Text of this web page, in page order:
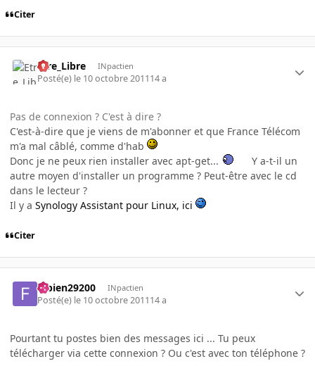
Citer
Etre_Libre INpactien
Posté(e) le 10 octobre 201114 a
Pas de connexion ? C'est à dire ?
C'est-à-dire que je viens de m'abonner et que France Télécom
m'a mal câblé, comme d'hab
Donc je ne peux rien installer avec apt-get...
Y a-t-il un
autre moyen d'installer un programme ? Peut-être avec le cd
dans le lecteur ?
Il y a Synology Assistant pour Linux, ici
Citer
fabien29200 INpactien
Posté(e) le 10 octobre 201114 a
Pourtant tu postes bien des messages ici ... Tu peux
télécharger via cette connexion ? Ou c'est avec ton téléphone ?